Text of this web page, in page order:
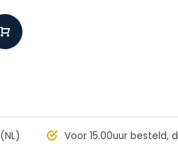
Voor 15.00uur besteld,